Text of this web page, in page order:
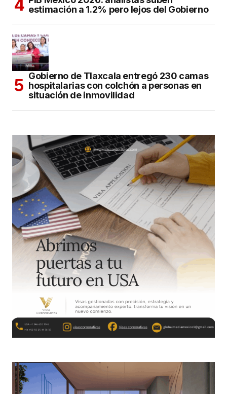
estimación a 1.2% pero lejos del Gobierno
Gobierno de Tlaxcala entregó 230 camas
hospitalarias con colchón a personas en
situación de inmovilidad